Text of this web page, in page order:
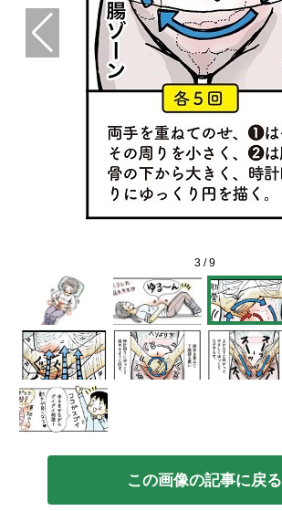
3/9
この画像の記事に戻る